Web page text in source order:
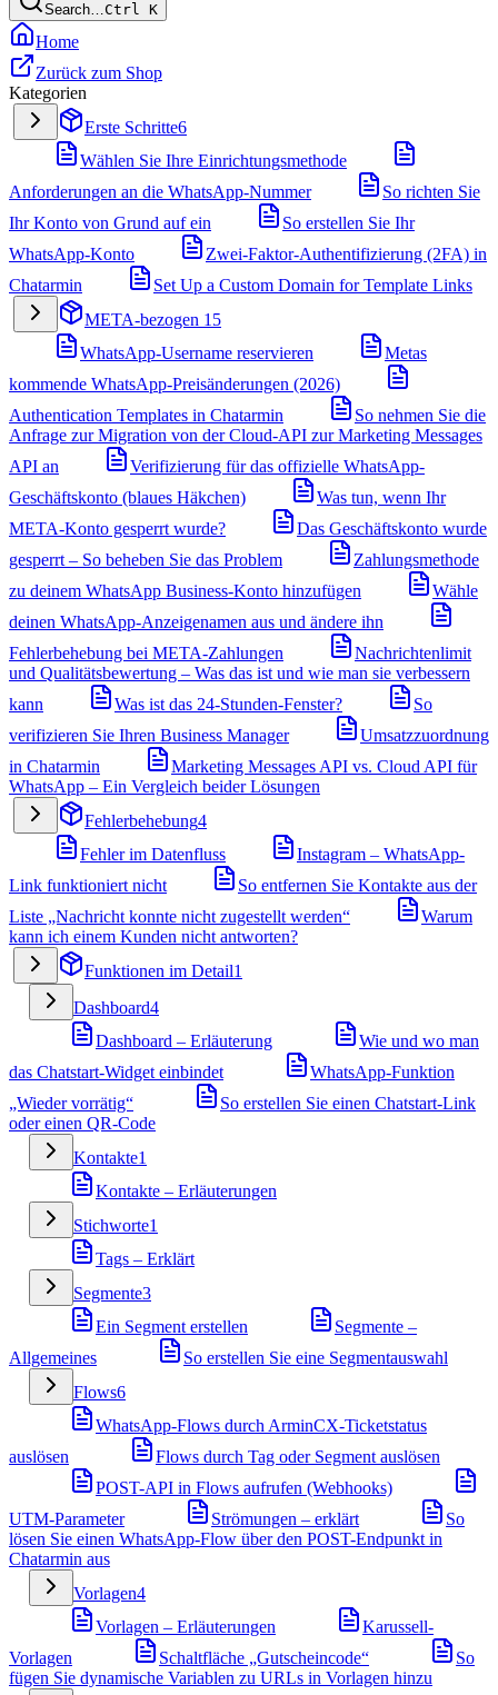
Search…Ctrl K
Home
Zurück zum Shop
Kategorien
Erste Schritte6
Wählen Sie Ihre Einrichtungsmethode
Anforderungen an die WhatsApp-Nummer
So richten Sie
Ihr Konto von Grund auf ein
So erstellen Sie Ihr
WhatsApp-Konto
Zwei-Faktor-Authentifizierung (2FA) in
Chatarmin
Set Up a Custom Domain for Template Links
META-bezogen 15
WhatsApp-Username reservieren
Metas
kommende WhatsApp-Preisänderungen (2026)
Authentication Templates in Chatarmin
So nehmen Sie die
Anfrage zur Migration von der Cloud-API zur Marketing Messages
API an
Verifizierung für das offizielle WhatsApp-
Geschäftskonto (blaues Häkchen)
Was tun, wenn Ihr
META-Konto gesperrt wurde?
Das Geschäftskonto wurde
gesperrt – So beheben Sie das Problem
Zahlungsmethode
zu deinem WhatsApp Business-Konto hinzufügen
Wähle
deinen WhatsApp-Anzeigenamen aus und ändere ihn
Fehlerbehebung bei META-Zahlungen
Nachrichtenlimit
und Qualitätsbewertung – Was das ist und wie man sie verbessern
kann
Was ist das 24-Stunden-Fenster?
So
verifizieren Sie Ihren Business Manager
Umsatzzuordnung
in Chatarmin
Marketing Messages API vs. Cloud API für
WhatsApp – Ein Vergleich beider Lösungen
Fehlerbehebung4
Fehler im Datenfluss
Instagram – WhatsApp-
Link funktioniert nicht
So entfernen Sie Kontakte aus der
Liste „Nachricht konnte nicht zugestellt werden“
Warum
kann ich einem Kunden nicht antworten?
Funktionen im Detail1
Dashboard4
Dashboard – Erläuterung
Wie und wo man
das Chatstart-Widget einbindet
WhatsApp-Funktion
„Wieder vorrätig“
So erstellen Sie einen Chatstart-Link
oder einen QR-Code
Kontakte1
Kontakte – Erläuterungen
Stichworte1
Tags – Erklärt
Segmente3
Ein Segment erstellen
Segmente –
Allgemeines
So erstellen Sie eine Segmentauswahl
Flows6
WhatsApp-Flows durch ArminCX-Ticketstatus
auslösen
Flows durch Tag oder Segment auslösen
POST-API in Flows aufrufen (Webhooks)
UTM-Parameter
Strömungen – erklärt
So
lösen Sie einen WhatsApp-Flow über den POST-Endpunkt in
Chatarmin aus
Vorlagen4
Vorlagen – Erläuterungen
Karussell-
Vorlagen
Schaltfläche „Gutscheincode“
So
fügen Sie dynamische Variablen zu URLs in Vorlagen hinzu